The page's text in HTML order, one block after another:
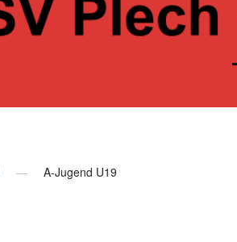
A-Jugend U19